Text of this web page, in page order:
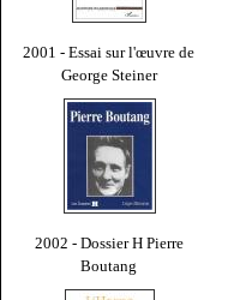
2001 - Essai sur l'œuvre de
George Steiner
2002 - Dossier H Pierre
Boutang